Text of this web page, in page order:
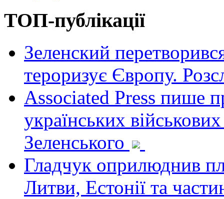
ТОП-публікації
Зеленский
тероризує Європу.
Associated Press пише
українських
Зеленського
Гладчук оприлюднив
Литви, Естонії та